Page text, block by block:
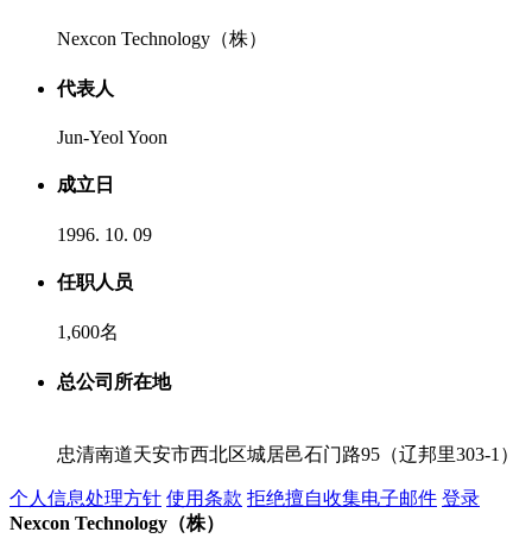
Nexcon Technology（株）
代表人
Jun-Yeol Yoon
成立日
1996. 10. 09
任职人员
1,600名
总公司所在地
忠清南道天安市西北区城居邑石门路95（辽邦里303-1）
个人信息处理方针 使用条款 拒绝擅自收集电子邮件 登录
Nexcon Technology（株）